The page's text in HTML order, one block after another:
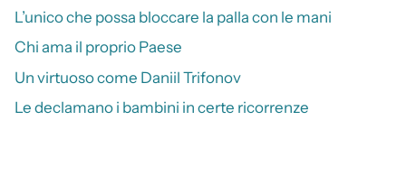
L’unico che possa bloccare la palla con le mani
Chi ama il proprio Paese
Un virtuoso come Daniil Trifonov
Le declamano i bambini in certe ricorrenze